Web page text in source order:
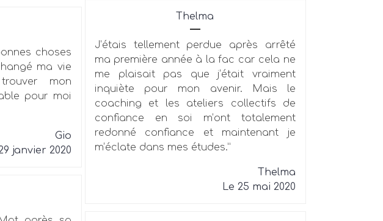
choses
ma vie
mon
pour moi
Gio
janvier 2020
Thelma
J’étais tellement perdue après arrêté
ma première année à la fac car cela ne
me plaisait pas que j’était vraiment
inquiète pour mon avenir. Mais le
coaching et les ateliers collectifs de
confiance en soi m’ont totalement
redonné confiance et maintenant je
m’éclate dans mes études.”
Thelma
Le 25 mai 2020